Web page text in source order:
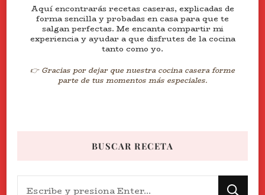
Aquí encontrarás recetas caseras, explicadas de
forma sencilla y probadas en casa para que te
salgan perfectas. Me encanta compartir mi
experiencia y ayudar a que disfrutes de la cocina
tanto como yo.
👉 Gracias por dejar que nuestra cocina casera forme
parte de tus momentos más especiales.
BUSCAR RECETA
¿Buscas